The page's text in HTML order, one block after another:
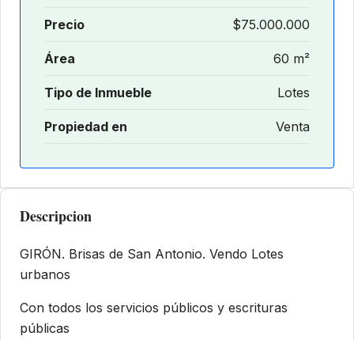
Precio $75.000.000
Área 60 m²
Tipo de Inmueble Lotes
Propiedad en Venta
Descripcion
GIRÓN. Brisas de San Antonio. Vendo Lotes
urbanos
Con todos los servicios públicos y escrituras
públicas